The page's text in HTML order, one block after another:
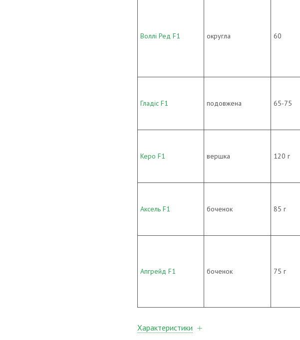
Воллі Ред F1 округла 60
Гладіс F1 подовжена 65-75
Керо F1 вершка 120 г
Аксель F1 боченок 85 г
Апгрейд F1 боченок 75 г
Характеристики